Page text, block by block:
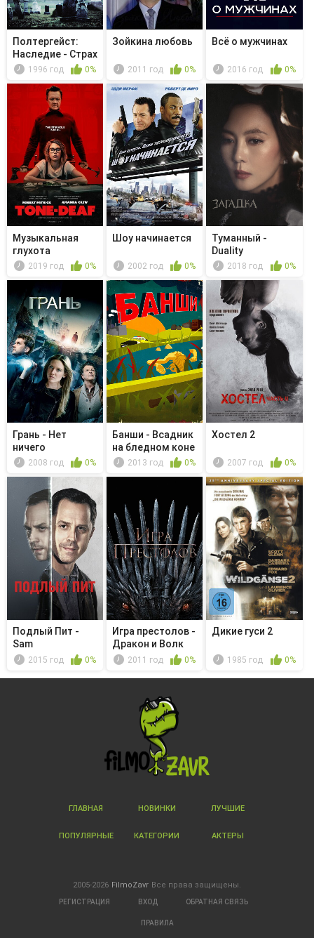
Полтергейст:
Наследие - Страх
1996 год 0%
Зойкина любовь
2011 год 0%
Всё о мужчинах
2016 год 0%
Музыкальная
глухота
2019 год 0%
Шоу начинается
2002 год 0%
Туманный -
Duality
2018 год 0%
Грань - Нет
ничего
уникального
2008 год 0%
Банши - Всадник
на бледном коне
2013 год 0%
Хостел 2
2007 год 0%
Подлый Пит -
Sam
2015 год 0%
Игра престолов -
Дракон и Волк
2011 год 0%
Дикие гуси 2
1985 год 0%
ГЛАВНАЯ НОВИНКИ ЛУЧШИЕ
ПОПУЛЯРНЫЕ КАТЕГОРИИ АКТЕРЫ
2005-2026 FilmoZavr Все права защищены.
РЕГИСТРАЦИЯ ВХОД ОБРАТНАЯ СВЯЗЬ
ПРАВИЛА